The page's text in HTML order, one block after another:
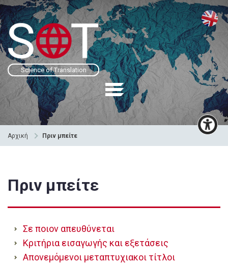
Science of Translation
Αρχική Πριν μπείτε
Πριν μπείτε
Σε ποιον απευθύνεται
Κριτήρια εισαγωγής και εξετάσεις
Απονεμόμενοι μεταπτυχιακοι τίτλοι